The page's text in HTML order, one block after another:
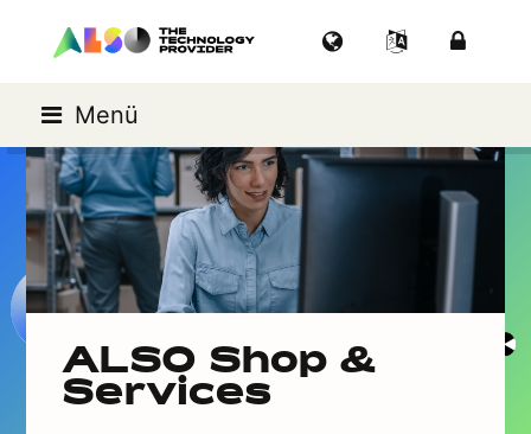
Menü
ALSO Shop &
Services